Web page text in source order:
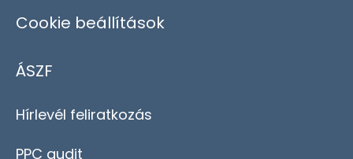
Cookie beállítások
ÁSZF
Hírlevél feliratkozás
PPC audit